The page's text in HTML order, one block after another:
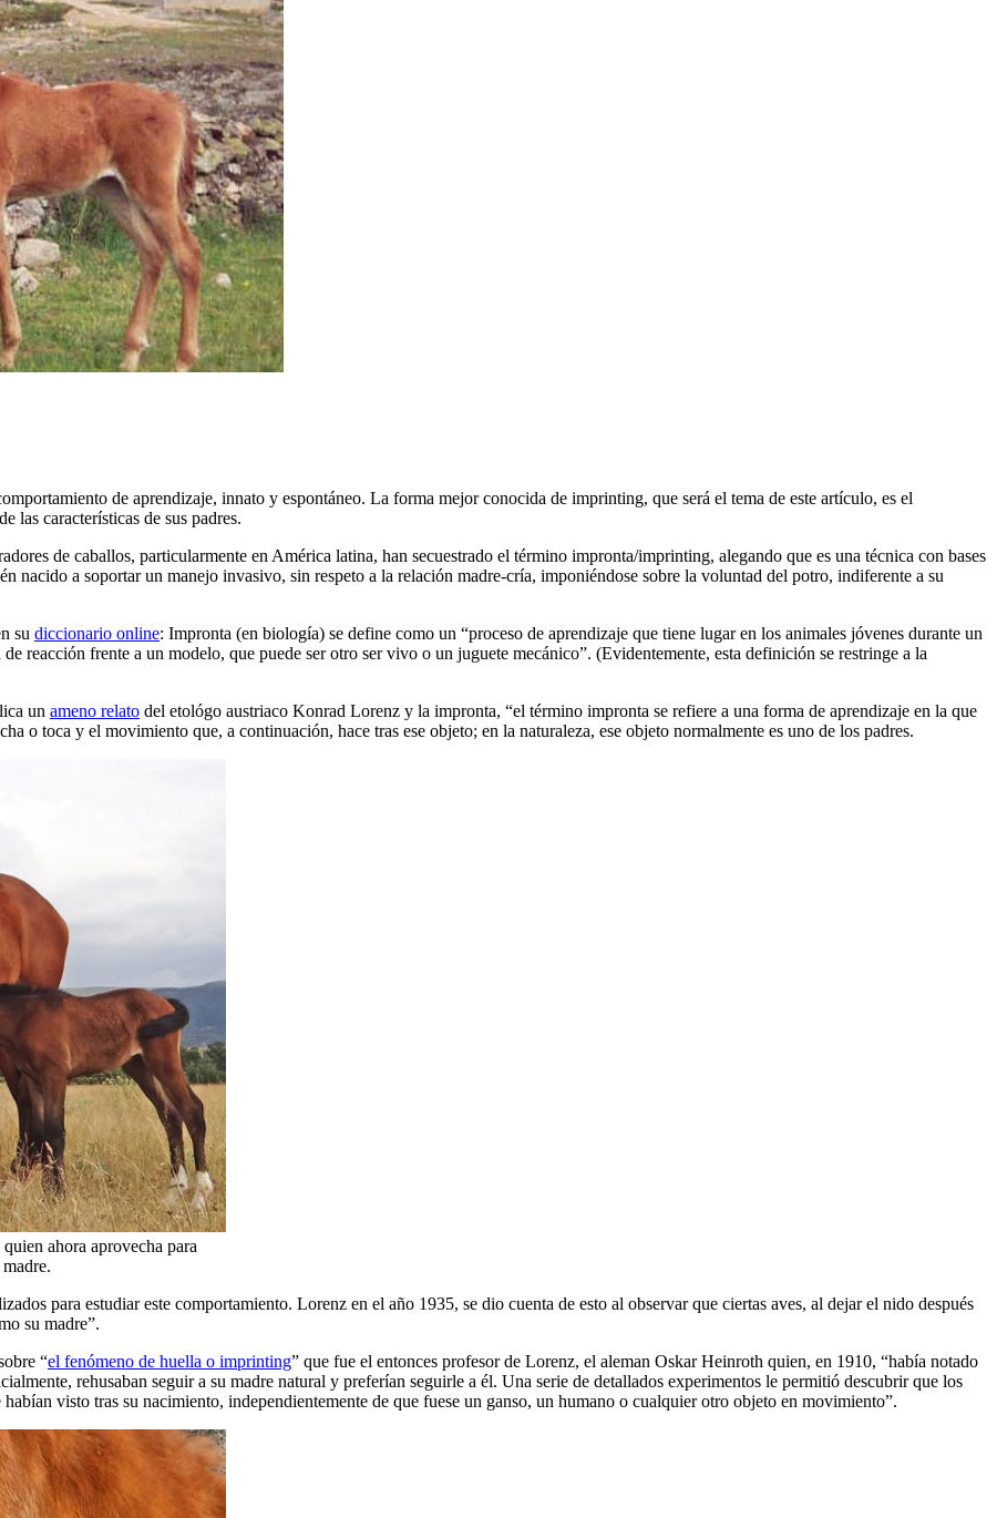
de aprendizaje, innato y espontáneo. La forma mejor conocida de imprinting, que será el tema de este artículo, es el
las características de sus padres.
de caballos, particularmente en América latina, han secuestrado el término impronta/imprinting, alegando que es una técnica con bases
nacido a soportar un manejo invasivo, sin respeto a la relación madre-cría, imponiéndose sobre la voluntad del potro, indiferente a su
su diccionario online: Impronta (en biología) se define como un “proceso de aprendizaje que tiene lugar en los animales jóvenes durante un
reacción frente a un modelo, que puede ser otro ser vivo o un juguete mecánico”. (Evidentemente, esta definición se restringe a la
un ameno relato del etológo austriaco Konrad Lorenz y la impronta, “el término impronta se refiere a una forma de aprendizaje en la que
o toca y el movimiento que, a continuación, hace tras ese objeto; en la naturaleza, ese objeto normalmente es uno de los padres.
ahora aprovecha para
para estudiar este comportamiento. Lorenz en el año 1935, se dio cuenta de esto al observar que ciertas aves, al dejar el nido después
su madre”.
“el fenómeno de huella o imprinting” que fue el entonces profesor de Lorenz, el aleman Oskar Heinroth quien, en 1910, “había notado
rehusaban seguir a su madre natural y preferían seguirle a él. Una serie de detallados experimentos le permitió descubrir que los
visto tras su nacimiento, independientemente de que fuese un ganso, un humano o cualquier otro objeto en movimiento”.